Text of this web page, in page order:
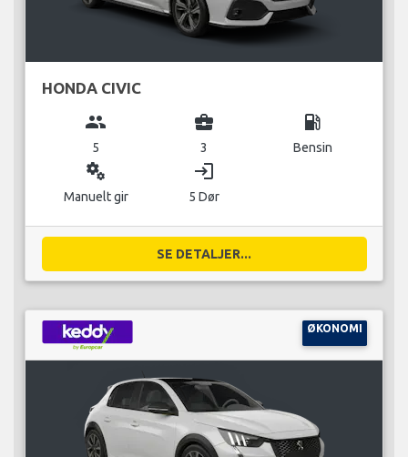
HONDA CIVIC
group
5
business_center
3
local_gas_station
Bensin
miscellaneous_services
Manuelt gir
login
5 Dør
SE DETALJER...
ØKONOMI